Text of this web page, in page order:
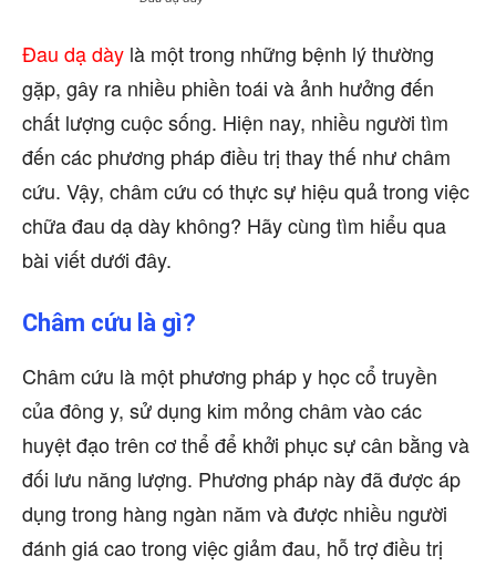
Đau dạ dày là một trong những bệnh lý thường
gặp, gây ra nhiều phiền toái và ảnh hưởng đến
chất lượng cuộc sống. Hiện nay, nhiều người tìm
đến các phương pháp điều trị thay thế như châm
cứu. Vậy, châm cứu có thực sự hiệu quả trong việc
chữa đau dạ dày không? Hãy cùng tìm hiểu qua
bài viết dưới đây.
Châm cứu là gì?
Châm cứu là một phương pháp y học cổ truyền
của đông y, sử dụng kim mỏng châm vào các
huyệt đạo trên cơ thể để khởi phục sự cân bằng và
đối lưu năng lượng. Phương pháp này đã được áp
dụng trong hàng ngàn năm và được nhiều người
đánh giá cao trong việc giảm đau, hỗ trợ điều trị